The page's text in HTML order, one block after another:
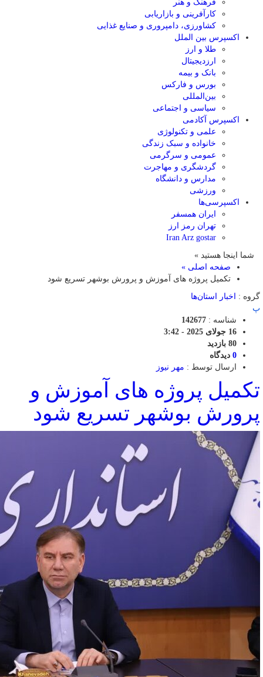
فرهنگ و هنر
کارآفرینی و بازاریابی
کشاورزی، دامپروری و صنایع غذایی
اکسپرس بین الملل
طلا و ارز
ارزدیجیتال
بانک و بیمه
بورس و فارکس
بین‌المللی
سیاسی و اجتماعی
اکسپرس آکادمی
علمی و تکنولوژی
خانواده و سبک زندگی
عمومی و سرگرمی
گردشگری و مهاجرت
مدارس و دانشگاه
ورزشی
اکسپرسی‌ها
ایران همسفر
تهران رمز ارز
Iran Arz gostar
شما اینجا هستید »
صفحه اصلی »
تکمیل پروژه های آموزش و پرورش بوشهر تسریع شود
گروه :
اخبار استان‌ها
پ
شناسه : 142677
16 جولای 2025 - 3:42
80 بازدید
0 دیدگاه
ارسال توسط : مهر نیوز
تکمیل پروژه های آموزش و
پرورش بوشهر تسریع شود